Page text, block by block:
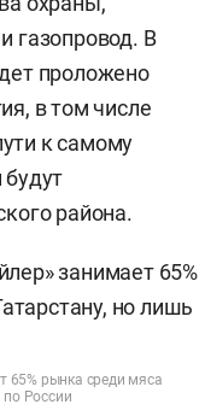
газопровод. В
проложено
в том числе
к самому
района.
65% рынка среди мяса
по России